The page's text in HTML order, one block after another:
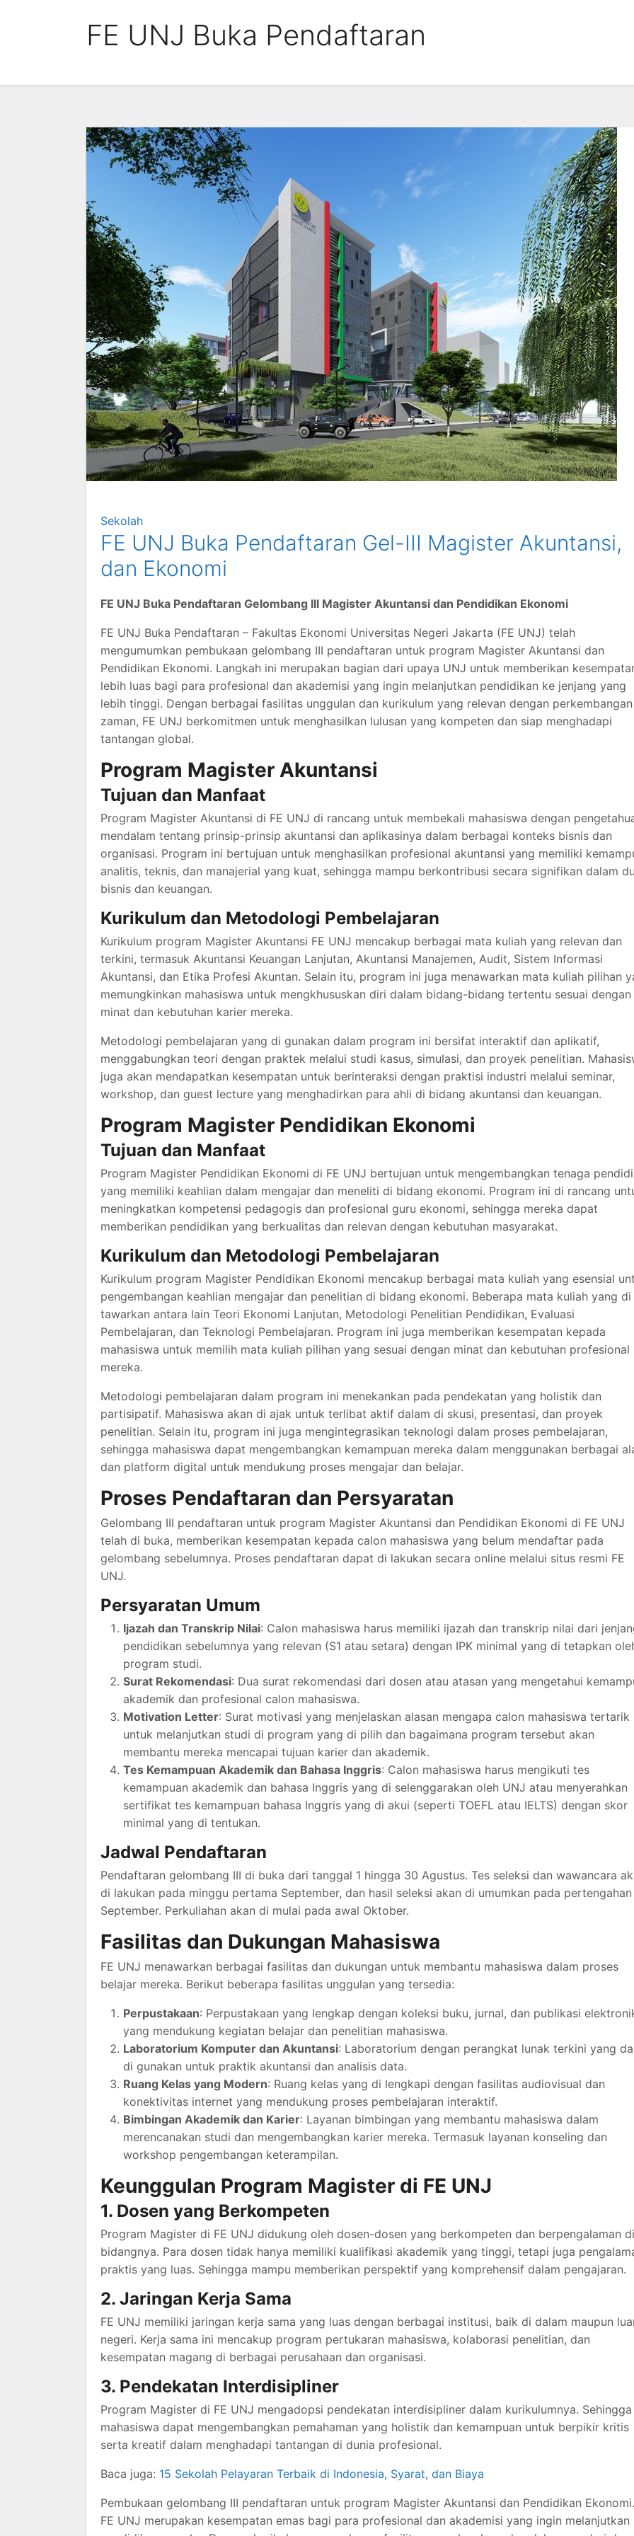
FE UNJ Buka Pendaftaran
Sekolah
FE UNJ Buka Pendaftaran Gel-III Magister Akuntansi,
dan Ekonomi
FE UNJ Buka Pendaftaran Gelombang III Magister Akuntansi dan Pendidikan Ekonomi
FE UNJ Buka Pendaftaran – Fakultas Ekonomi Universitas Negeri Jakarta (FE UNJ) telah
mengumumkan pembukaan gelombang III pendaftaran untuk program Magister Akuntansi dan
Pendidikan Ekonomi. Langkah ini merupakan bagian dari upaya UNJ untuk memberikan
lebih luas bagi para profesional dan akademisi yang ingin melanjutkan pendidikan ke jenjang yang
lebih tinggi. Dengan berbagai fasilitas unggulan dan kurikulum yang relevan dengan perkembangan
zaman, FE UNJ berkomitmen untuk menghasilkan lulusan yang kompeten dan siap menghadapi
tantangan global.
Program Magister Akuntansi
Tujuan dan Manfaat
Program Magister Akuntansi di FE UNJ di rancang untuk membekali mahasiswa dengan
mendalam tentang prinsip-prinsip akuntansi dan aplikasinya dalam berbagai konteks bisnis dan
organisasi. Program ini bertujuan untuk menghasilkan profesional akuntansi yang memiliki
analitis, teknis, dan manajerial yang kuat, sehingga mampu berkontribusi secara signifikan dalam
bisnis dan keuangan.
Kurikulum dan Metodologi Pembelajaran
Kurikulum program Magister Akuntansi FE UNJ mencakup berbagai mata kuliah yang relevan dan
terkini, termasuk Akuntansi Keuangan Lanjutan, Akuntansi Manajemen, Audit, Sistem Informasi
Akuntansi, dan Etika Profesi Akuntan. Selain itu, program ini juga menawarkan mata kuliah pilihan
memungkinkan mahasiswa untuk mengkhususkan diri dalam bidang-bidang tertentu sesuai dengan
minat dan kebutuhan karier mereka.
Metodologi pembelajaran yang di gunakan dalam program ini bersifat interaktif dan aplikatif,
menggabungkan teori dengan praktek melalui studi kasus, simulasi, dan proyek penelitian.
juga akan mendapatkan kesempatan untuk berinteraksi dengan praktisi industri melalui seminar,
workshop, dan guest lecture yang menghadirkan para ahli di bidang akuntansi dan keuangan.
Program Magister Pendidikan Ekonomi
Tujuan dan Manfaat
Program Magister Pendidikan Ekonomi di FE UNJ bertujuan untuk mengembangkan tenaga
yang memiliki keahlian dalam mengajar dan meneliti di bidang ekonomi. Program ini di rancang
meningkatkan kompetensi pedagogis dan profesional guru ekonomi, sehingga mereka dapat
memberikan pendidikan yang berkualitas dan relevan dengan kebutuhan masyarakat.
Kurikulum dan Metodologi Pembelajaran
Kurikulum program Magister Pendidikan Ekonomi mencakup berbagai mata kuliah yang esensial
pengembangan keahlian mengajar dan penelitian di bidang ekonomi. Beberapa mata kuliah yang di
tawarkan antara lain Teori Ekonomi Lanjutan, Metodologi Penelitian Pendidikan, Evaluasi
Pembelajaran, dan Teknologi Pembelajaran. Program ini juga memberikan kesempatan kepada
mahasiswa untuk memilih mata kuliah pilihan yang sesuai dengan minat dan kebutuhan profesional
mereka.
Metodologi pembelajaran dalam program ini menekankan pada pendekatan yang holistik dan
partisipatif. Mahasiswa akan di ajak untuk terlibat aktif dalam di skusi, presentasi, dan proyek
penelitian. Selain itu, program ini juga mengintegrasikan teknologi dalam proses pembelajaran,
sehingga mahasiswa dapat mengembangkan kemampuan mereka dalam menggunakan berbagai
dan platform digital untuk mendukung proses mengajar dan belajar.
Proses Pendaftaran dan Persyaratan
Gelombang III pendaftaran untuk program Magister Akuntansi dan Pendidikan Ekonomi di FE UNJ
telah di buka, memberikan kesempatan kepada calon mahasiswa yang belum mendaftar pada
gelombang sebelumnya. Proses pendaftaran dapat di lakukan secara online melalui situs resmi FE
UNJ.
Persyaratan Umum
Ijazah dan Transkrip Nilai: Calon mahasiswa harus memiliki ijazah dan transkrip nilai dari
pendidikan sebelumnya yang relevan (S1 atau setara) dengan IPK minimal yang di tetapkan
program studi.
Surat Rekomendasi: Dua surat rekomendasi dari dosen atau atasan yang mengetahui
akademik dan profesional calon mahasiswa.
Motivation Letter: Surat motivasi yang menjelaskan alasan mengapa calon mahasiswa tertarik
untuk melanjutkan studi di program yang di pilih dan bagaimana program tersebut akan
membantu mereka mencapai tujuan karier dan akademik.
Tes Kemampuan Akademik dan Bahasa Inggris: Calon mahasiswa harus mengikuti tes
kemampuan akademik dan bahasa Inggris yang di selenggarakan oleh UNJ atau menyerahkan
sertifikat tes kemampuan bahasa Inggris yang di akui (seperti TOEFL atau IELTS) dengan skor
minimal yang di tentukan.
Jadwal Pendaftaran
Pendaftaran gelombang III di buka dari tanggal 1 hingga 30 Agustus. Tes seleksi dan wawancara
di lakukan pada minggu pertama September, dan hasil seleksi akan di umumkan pada pertengahan
September. Perkuliahan akan di mulai pada awal Oktober.
Fasilitas dan Dukungan Mahasiswa
FE UNJ menawarkan berbagai fasilitas dan dukungan untuk membantu mahasiswa dalam proses
belajar mereka. Berikut beberapa fasilitas unggulan yang tersedia:
Perpustakaan: Perpustakaan yang lengkap dengan koleksi buku, jurnal, dan publikasi
yang mendukung kegiatan belajar dan penelitian mahasiswa.
Laboratorium Komputer dan Akuntansi: Laboratorium dengan perangkat lunak terkini yang
di gunakan untuk praktik akuntansi dan analisis data.
Ruang Kelas yang Modern: Ruang kelas yang di lengkapi dengan fasilitas audiovisual dan
konektivitas internet yang mendukung proses pembelajaran interaktif.
Bimbingan Akademik dan Karier: Layanan bimbingan yang membantu mahasiswa dalam
merencanakan studi dan mengembangkan karier mereka. Termasuk layanan konseling dan
workshop pengembangan keterampilan.
Keunggulan Program Magister di FE UNJ
1. Dosen yang Berkompeten
Program Magister di FE UNJ didukung oleh dosen-dosen yang berkompeten dan berpengalaman di
bidangnya. Para dosen tidak hanya memiliki kualifikasi akademik yang tinggi, tetapi juga
praktis yang luas. Sehingga mampu memberikan perspektif yang komprehensif dalam pengajaran.
2. Jaringan Kerja Sama
FE UNJ memiliki jaringan kerja sama yang luas dengan berbagai institusi, baik di dalam maupun
negeri. Kerja sama ini mencakup program pertukaran mahasiswa, kolaborasi penelitian, dan
kesempatan magang di berbagai perusahaan dan organisasi.
3. Pendekatan Interdisipliner
Program Magister di FE UNJ mengadopsi pendekatan interdisipliner dalam kurikulumnya. Sehingga
mahasiswa dapat mengembangkan pemahaman yang holistik dan kemampuan untuk berpikir kritis
serta kreatif dalam menghadapi tantangan di dunia profesional.
Baca juga: 15 Sekolah Pelayaran Terbaik di Indonesia, Syarat, dan Biaya
Pembukaan gelombang III pendaftaran untuk program Magister Akuntansi dan Pendidikan
FE UNJ merupakan kesempatan emas bagi para profesional dan akademisi yang ingin melanjutkan